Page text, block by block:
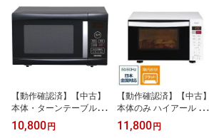
【動作確認済】【中古】
本体・ターンテーブルの
み アイリスオーヤマ 庫
内22L 電子レンジ PMO-
10,800 円
【動作確認済】【中古】
本体のみ ハイアール 庫
内フラット 18L 電子レン
ジ JM-FH18D-W ホワイ
11,800 円